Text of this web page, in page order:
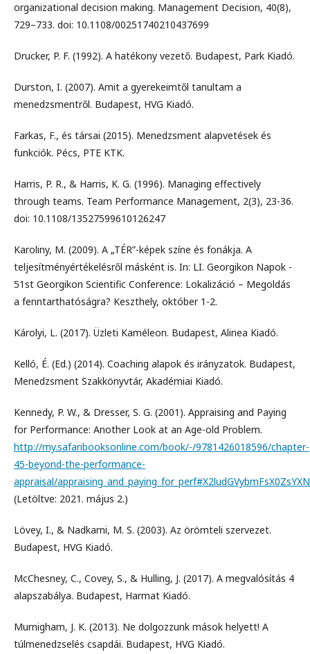
organizational decision making. Management Decision, 40(8),
729–733. doi: 10.1108/00251740210437699
Drucker, P. F. (1992). A hatékony vezető. Budapest, Park Kiadó.
Durston, I. (2007). Amit a gyerekeimtől tanultam a
menedzsmentről. Budapest, HVG Kiadó.
Farkas, F., és társai (2015). Menedzsment alapvetések és
funkciók. Pécs, PTE KTK.
Harris, P. R., & Harris, K. G. (1996). Managing effectively
through teams. Team Performance Management, 2(3), 23-36.
doi: 10.1108/13527599610126247
Karoliny, M. (2009). A „TÉR”-képek színe és fonákja. A
teljesítményértékelésről másként is. In: LI. Georgikon Napok -
51st Georgikon Scientific Conference: Lokalizáció – Megoldás
a fenntarthatóságra? Keszthely, október 1-2.
Károlyi, L. (2017). Üzleti Kaméleon. Budapest, Alinea Kiadó.
Kelló, É. (Ed.) (2014). Coaching alapok és irányzatok. Budapest,
Menedzsment Szakkönyvtár, Akadémiai Kiadó.
Kennedy, P. W., & Dresser, S. G. (2001). Appraising and Paying
for Performance: Another Look at an Age-old Problem.
http://my.safaribooksonline.com/book/-/9781426018596/chapter-
45-beyond-the-performance-
appraisal/
(Letöltve: 2021. május 2.)
Lövey, I., & Nadkarni, M. S. (2003). Az örömteli szervezet.
Budapest, HVG Kiadó.
McChesney, C., Covey, S., & Hulling, J. (2017). A megvalósítás 4
alapszabálya. Budapest, Harmat Kiadó.
Murnigham, J. K. (2013). Ne dolgozzunk mások helyett! A
túlmenedzselés csapdái. Budapest, HVG Kiadó.